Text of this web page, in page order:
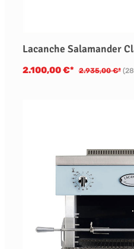
Lacanche Salamander
2.100,00 €* 2.935,00 €*